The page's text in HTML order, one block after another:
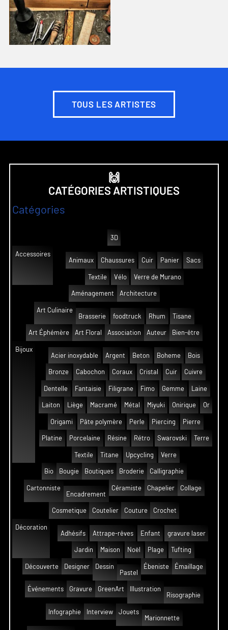
TOUS LES ARTISTES
🙌
CATÉGORIES ARTISTIQUES
Catégories
3D
Accessoires
Animaux
Chaussures Cuir Panier Sacs
Textile Vélo Verre de Murano
Aménagement Architecture
Art Culinaire
Brasserie
foodtruck Rhum Tisane
Art Éphémère Art Floral Association Auteur Bien-être
Bijoux
Acier inoxydable
Argent Beton Boheme Bois
Bronze Cabochon Coraux Cristal Cuir Cuivre
Dentelle Fantaisie Filigrane Fimo Gemme Laine
Laiton Liège Macramé Métal Miyuki Onirique Or
Origami Pâte polymère Perle Piercing Pierre
Platine Porcelaine Résine Rétro Swarovski Terre
Textile Titane Upcycling Verre
Bio Bougie Boutiques Broderie Calligraphie
Cartonniste
Encadrement
Céramiste Chapelier Collage
Cosmetique Coutelier Couture Crochet
Décoration
Adhésifs
Attrape-rêves Enfant gravure laser
Jardin Maison Noël Plage Tufting
Découverte Designer
Dessin
Pastel
Ébeniste Émaillage
Événements Gravure GreenArt
Illustration
Risographie
Infographie Interview
Jouets
Marionnette